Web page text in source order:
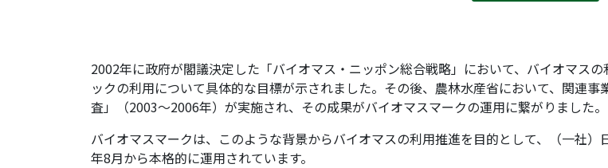
2002年に政府が閣議決定した「バイオマス・ニッポン総合戦略」において、バイオマス
ックの利用について具体的な目標が示されました。その後、農林水産省において、関連
査」（2003～2006年）が実施され、その成果がバイオマスマークの運用に繋がりました。
バイオマスマークは、このような背景からバイオマスの利用推進を目的として、（一社
年8月から本格的に運用されています。